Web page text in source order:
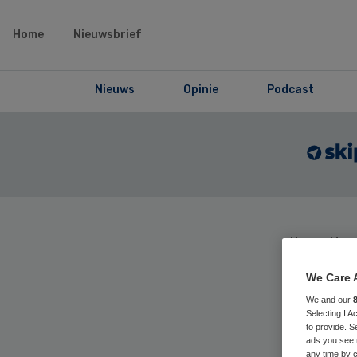
Home Nieuwsbrief
Nieuws Opinie Podcast
Home›
We Care
We and our
Selecting I
to provide.
ads you see
any time by